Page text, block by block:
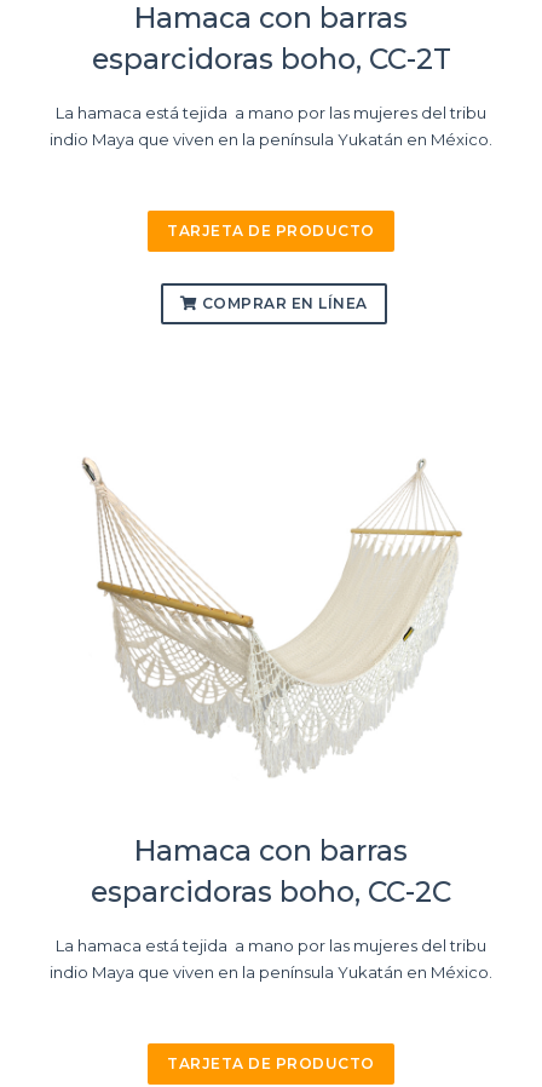
Hamaca con barras
esparcidoras boho, CC-2T
La hamaca está tejida a mano por las mujeres del tribu
indio Maya que viven en la península Yukatán en México.
TARJETA DE PRODUCTO
COMPRAR EN LÍNEA
Hamaca con barras
esparcidoras boho, CC-2C
La hamaca está tejida a mano por las mujeres del tribu
indio Maya que viven en la península Yukatán en México.
TARJETA DE PRODUCTO